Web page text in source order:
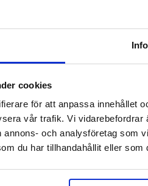
cookies
för att anpassa innehållet
vår trafik. Vi
annons- och analysföretag som
du har tillhandahållit eller
Monopoly Harry Potter Brädspel
SEK I lager: